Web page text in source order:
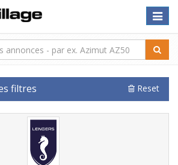
Toggle
filtres Reset